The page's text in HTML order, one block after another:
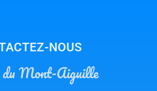
NOUS
Mont-Aiguille